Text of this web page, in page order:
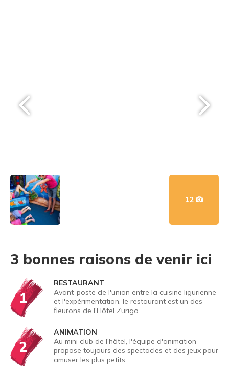
12
3 bonnes raisons de venir ici
1
RESTAURANT
Avant-poste de l'union entre la cuisine ligurienne
et l'expérimentation, le restaurant est un des
fleurons de l'Hôtel Zurigo
2
ANIMATION
Au mini club de l'hôtel, l'équipe d'animation
propose toujours des spectacles et des jeux pour
amuser les plus petits.